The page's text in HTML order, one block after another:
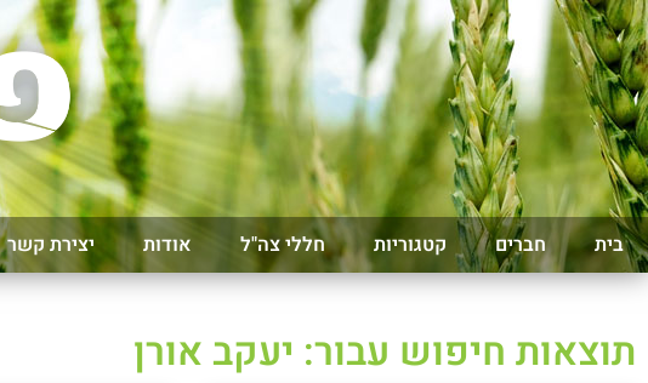
בית חברים קטגוריות חללי צה"ל אודות יצירת קשר
תוצאות חיפוש עבור: יעקב אורן